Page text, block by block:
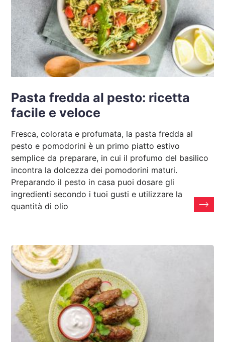
Pasta fredda al pesto: ricetta
facile e veloce
Fresca, colorata e profumata, la pasta fredda al
pesto e pomodorini è un primo piatto estivo
semplice da preparare, in cui il profumo del basilico
incontra la dolcezza dei pomodorini maturi.
Preparando il pesto in casa puoi dosare gli
ingredienti secondo i tuoi gusti e utilizzare la
quantità di olio